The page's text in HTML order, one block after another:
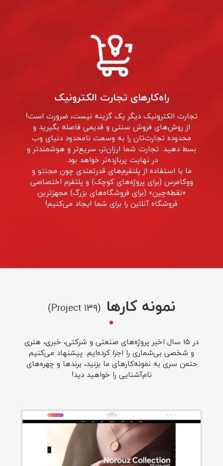
راه‌کارهای تجارت الکترونیک
تجارت الکترونيک ديگر يک گزينه نيست، ضرورت است!
از روش‌های فروش سنتی و قدیمی فاصله بگیرید و
محدوده تجارت‌تان را به وسعت نامحدود دنیای وب
بسط دهید. تجارت شما ارزان‌تر، سریع‌تر و هوشمندتر و
در نهایت‌ پربازده‌تر خواهد بود.
ما با استفاده از پلتفرم‌های قدرتمندی چون مجنتو و
ووکامرس (برای پروژه‌های کوچک) و پلتفرم اختصاصی
«نقطه‌چین» (برای فروشگاه‌های بزرگ) مجهزترین
فروشگاه‌ آنلاین را برای شما ایجاد می‌کنیم!
نمونه کارها (۱۳۹ Project)
در ۱۵ سال اخیر پروژه‌های صنعتی و شرکتی، خبری، هنری
و شخصی بی‌شماری را اجرا کرده‌ایم. پیشنهاد می‌کنیم
حتمن سری به نمونه‌کارهای ما بزنید، برندها و چهره‌های
نام‌آشنایی را خواهید دید!